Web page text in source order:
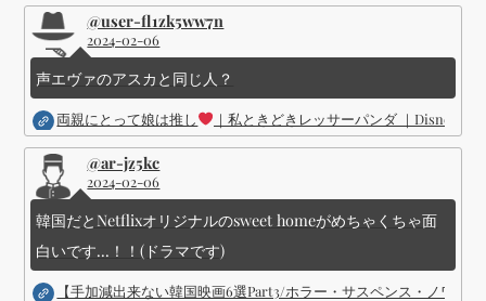
@user-fl1zk5ww7n
2024-02-06
声エヴァのアスカと同じ人？
両親にとって娘は推し ｜私ときどきレッサーパンダ ｜Disney (
@ar-jz5kc
2024-02-06
韓国だとNetflixオリジナルのsweet homeがめちゃくちゃ面
白いです...！！(ドラマです)
【手加減出来ない韓国映画6選Part3/ホラー・サスペンス・ノワー